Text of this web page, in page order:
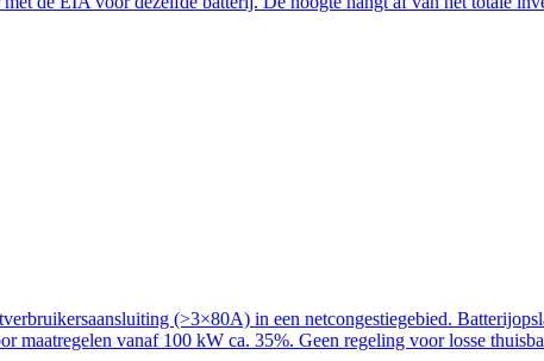
(>3×80A) in een netcongestiegebied.
maatregelen vanaf 100 kW ca. 35%. Geen regeling voor losse